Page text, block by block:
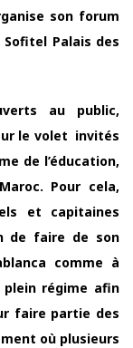
son forum
Palais des
au public,
le volet invités
de l’éducation,
Pour cela,
et capitaines
de faire de son
comme à
régime afin
faire partie des
où plusieurs